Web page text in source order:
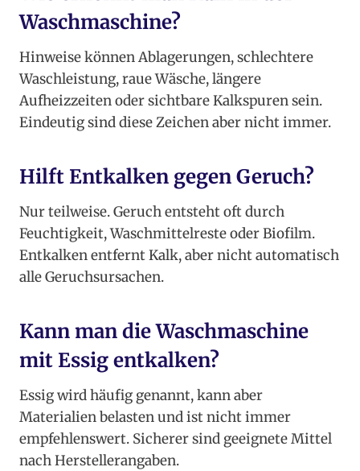
Waschmaschine?
Hinweise können Ablagerungen, schlechtere
Waschleistung, raue Wäsche, längere
Aufheizzeiten oder sichtbare Kalkspuren sein.
Eindeutig sind diese Zeichen aber nicht immer.
Hilft Entkalken gegen Geruch?
Nur teilweise. Geruch entsteht oft durch
Feuchtigkeit, Waschmittelreste oder Biofilm.
Entkalken entfernt Kalk, aber nicht automatisch
alle Geruchsursachen.
Kann man die Waschmaschine
mit Essig entkalken?
Essig wird häufig genannt, kann aber
Materialien belasten und ist nicht immer
empfehlenswert. Sicherer sind geeignete Mittel
nach Herstellerangaben.